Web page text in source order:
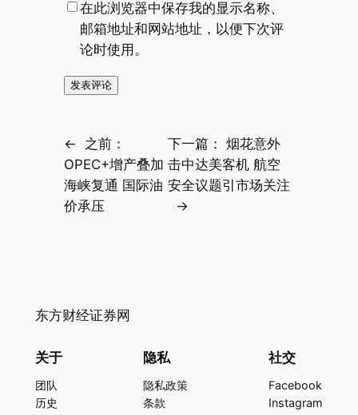
在此浏览器中保存我的显示名称、
邮箱地址和网站地址，以便下次评
论时使用。
←
之前：
OPEC+增产叠加
海峡复通 国际油
价承压
下一篇：
烟花意外
击中达美客机 航空
安全议题引市场关注
→
东方财经证券网
关于
团队
历史
隐私
隐私政策
条款
社交
Facebook
Instagram